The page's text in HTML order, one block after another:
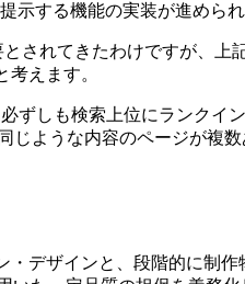
示する機能の実装が進め
されてきたわけですが、
えます。
ずしも検索上位にランク
ような内容のページが複
デザインと、段階的に制